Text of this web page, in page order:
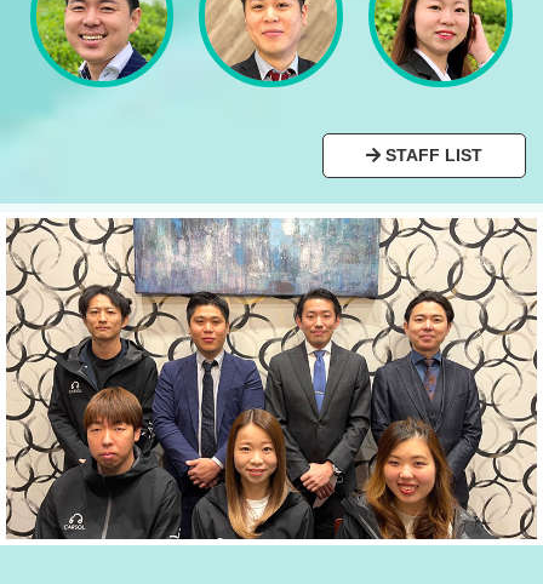
STAFF LIST